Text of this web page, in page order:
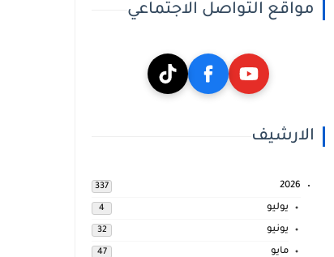
مواقع التواصل الاجتماعي
الارشيف
2026
337
يوليو 4
يونيو 32
مايو 47